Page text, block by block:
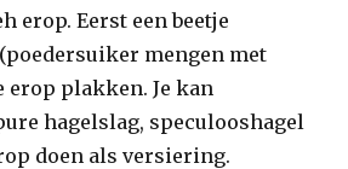
erop. Eerst een beetje
mengen met
erop plakken. Je kan
hagelslag, speculooshagel
doen als versiering.